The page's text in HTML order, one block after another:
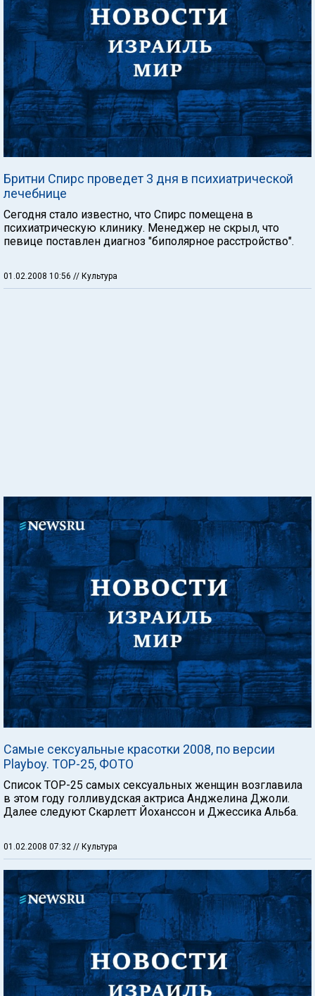
Бритни Спирс проведет 3 дня в психиатрической
лечебнице
Сегодня стало известно, что Спирс помещена в
психиатрическую клинику. Менеджер не скрыл, что
певице поставлен диагноз "биполярное расстройство".
01.02.2008 10:56 // Культура
Самые сексуальные красотки 2008, по версии
Playboy. TOP-25, ФОТО
Список TOP-25 самых сексуальных женщин возглавила
в этом году голливудская актриса Анджелина Джоли.
Далее следуют Скарлетт Йоханссон и Джессика Альба.
01.02.2008 07:32 // Культура